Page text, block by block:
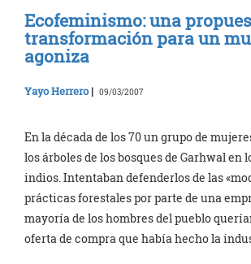
Ecofeminismo: una
transformación para un
agoniza
Yayo Herrero| 09/03/2007
En la década de los 70 un grupo de
los árboles de los bosques de Garhwal en
indios. Intentaban defenderlos de las
prácticas forestales por parte de una
mayoría de los hombres del pueblo
oferta de compra que había hecho la